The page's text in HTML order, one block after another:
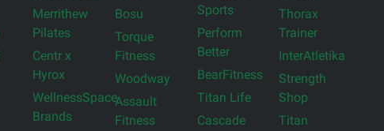
Merrithew
Pilates
Centr x
Hyrox
WellnessSpace
Brands
Bosu
Torque
Fitness
Woodway
Assault
Fitness
Sports
Perform
Better
BearFitness
Titan Life
Cascade
Thorax
Trainer
InterAtletika
Strength
Shop
Titan